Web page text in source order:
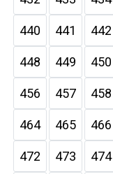
440 441 442
448 449 450
456 457 458
464 465 466
472 473 474